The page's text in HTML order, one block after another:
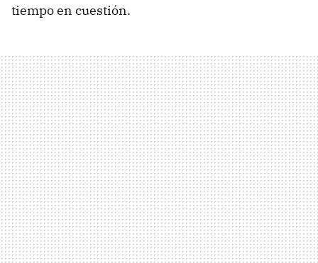
tiempo en cuestión.